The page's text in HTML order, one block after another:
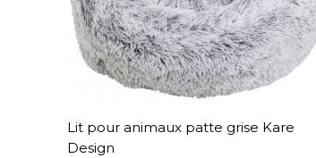
Lit pour animaux patte grise Kare
Design